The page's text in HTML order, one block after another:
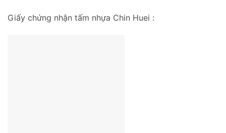
Giấy chứng nhận tấm nhựa Chin Huei :